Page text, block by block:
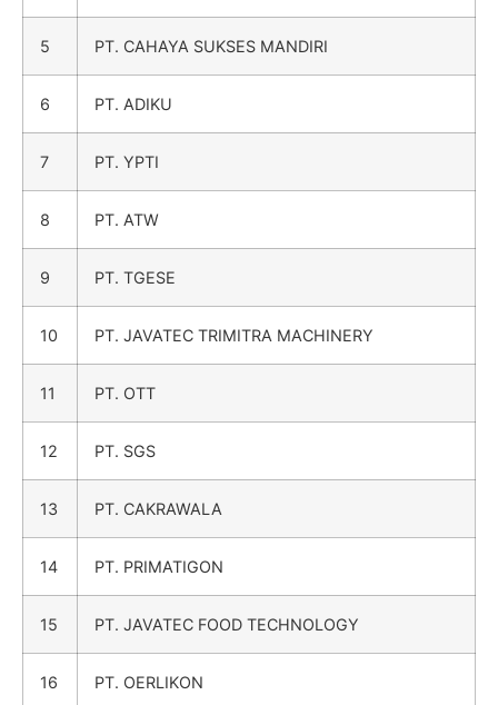
5 PT. CAHAYA SUKSES MANDIRI
6 PT. ADIKU
7 PT. YPTI
8 PT. ATW
9 PT. TGESE
10 PT. JAVATEC TRIMITRA MACHINERY
11 PT. OTT
12 PT. SGS
13 PT. CAKRAWALA
14 PT. PRIMATIGON
15 PT. JAVATEC FOOD TECHNOLOGY
16 PT. OERLIKON